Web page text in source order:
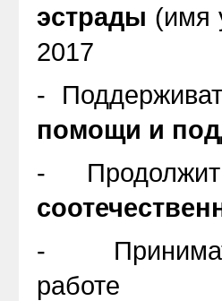
эстрады (имя
2017
-
помощи и
-
-
работе